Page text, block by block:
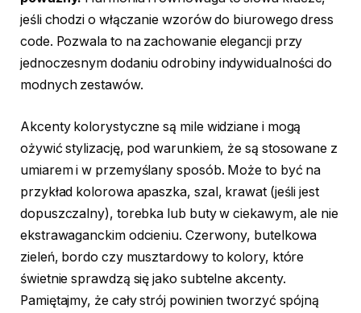
jeśli chodzi o włączanie wzorów do biurowego dress
code. Pozwala to na zachowanie elegancji przy
jednoczesnym dodaniu odrobiny indywidualności do
modnych zestawów.
Akcenty kolorystyczne są mile widziane i mogą
ożywić stylizację, pod warunkiem, że są stosowane z
umiarem i w przemyślany sposób. Może to być na
przykład kolorowa apaszka, szal, krawat (jeśli jest
dopuszczalny), torebka lub buty w ciekawym, ale nie
ekstrawaganckim odcieniu. Czerwony, butelkowa
zieleń, bordo czy musztardowy to kolory, które
świetnie sprawdzą się jako subtelne akcenty.
Pamiętajmy, że cały strój powinien tworzyć spójną